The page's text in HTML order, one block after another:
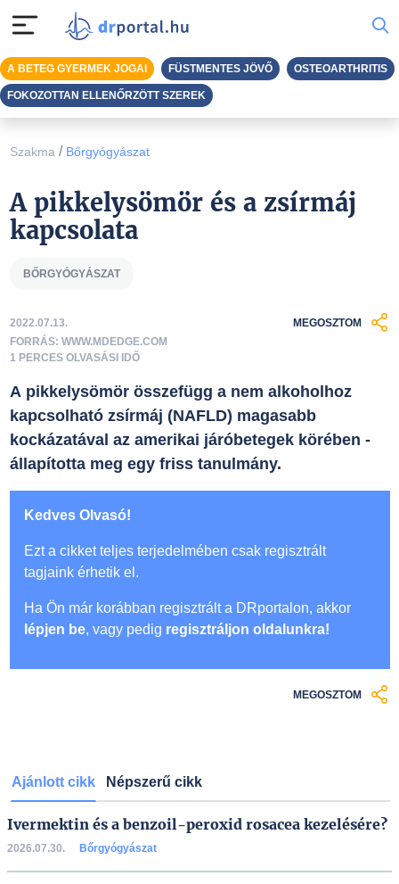
Szakma / Bőrgyógyászat
A pikkelysömör és a zsírmáj
kapcsolata
BŐRGYÓGYÁSZAT
2022.07.13.
FORRÁS: WWW.MDEDGE.COM
1 PERCES OLVASÁSI IDŐ
MEGOSZTOM
A pikkelysömör összefügg a nem alkoholhoz
kapcsolható zsírmáj (NAFLD) magasabb
kockázatával az amerikai járóbetegek körében -
állapította meg egy friss tanulmány.
Kedves Olvasó!
Ezt a cikket teljes terjedelmében csak regisztrált
tagjaink érhetik el.
Ha Ön már korábban regisztrált a DRportalon, akkor
lépjen be, vagy pedig regisztráljon oldalunkra!
MEGOSZTOM
Ajánlott cikk Népszerű cikk
Ivermektin és a benzoil-peroxid rosacea kezelésére?
2026.07.30. Bőrgyógyászat
A BETEG GYERMEK JOGAI FÜSTMENTES JÖVŐ OSTEOARTHRITIS
FOKOZOTTAN ELLENŐRZÖTT SZEREK